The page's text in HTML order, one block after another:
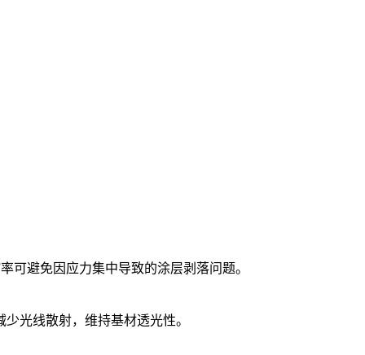
可避免因应力集中导致的涂层剥落问题。
光线散射，维持基材透光性。